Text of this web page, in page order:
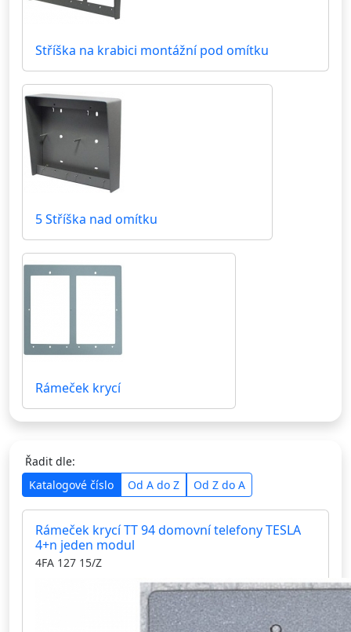
Stříška na krabici montážní pod omítku
5 Stříška nad omítku
Rámeček krycí
Řadit dle:
Katalogové číslo
Od A do Z Od Z do A
Rámeček krycí TT 94 domovní telefony TESLA
4+n jeden modul
4FA 127 15/Z